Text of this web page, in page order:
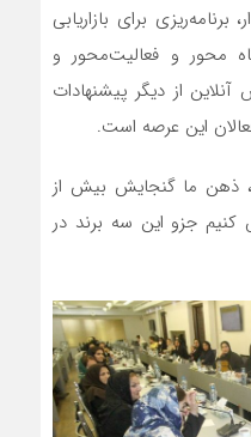
برای بازاریابی
محور و فعالیت‌محور و
از دیگر پیشنهادات
این عرصه است.
ذهن ما گنجایش بیش از
کنیم جزو این سه برند در